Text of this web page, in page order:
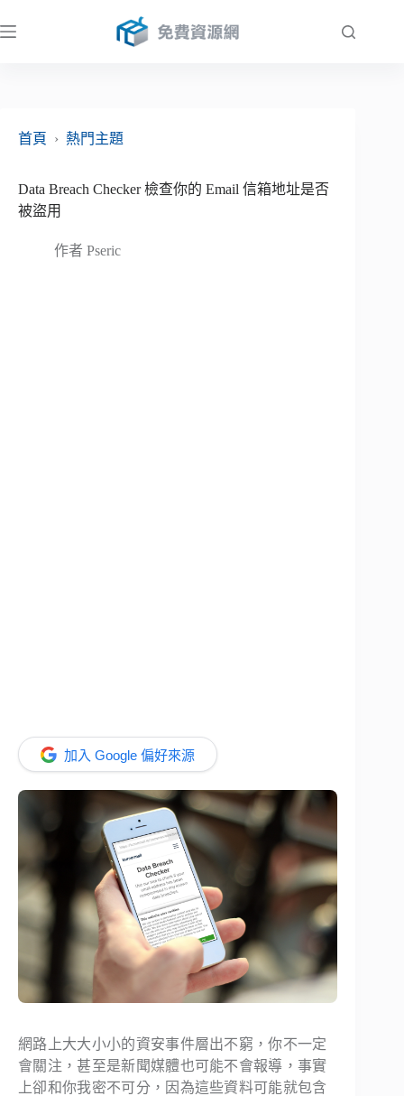
至
首頁
› 熱門主題
Data Breach Checker 檢查你的 Email 信箱地址是否
被盜用
作者 Pseric
加入 Google 偏好來源
網路上大大小小的資安事件層出不窮，你不一定
會關注，甚至是新聞媒體也可能不會報導，事實
上卻和你我密不可分，因為這些資料可能就包含